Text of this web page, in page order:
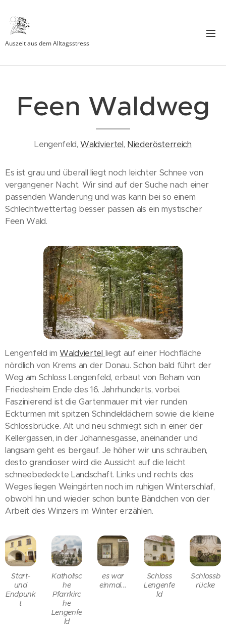
Auszeit aus dem Alltagsstress
Feen Waldweg
Lengenfeld,Waldviertel, Niederösterreich
Es ist grau und überall liegt noch leichter Schnee von
vergangener Nacht. Wir sind auf der Suche nach einer
passenden Wanderung und was kann bei so einem
Schlechtwettertag besser passen als ein mystischer
Feen Wald.
Lengenfeld imWaldviertel liegt auf einer Hochfläche
nördlich von Krems an der Donau. Schon bald führt der
Weg am Schloss Lengenfeld, erbaut von Beham von
Friedesheim Ende des 16. Jahrhunderts, vorbei.
Faszinierend ist die Gartenmauer mit vier runden
Ecktürmen mit spitzen Schindeldächern sowie die kleine
Schlossbrücke. Alt und neu schmiegt sich in einer der
Kellergassen, in der Johannesgasse, aneinander und
langsam geht es bergauf. Je höher wir uns schrauben,
desto grandioser wird die Aussicht auf die leicht
schneebedeckte Landschaft. Links und rechts des
Weges liegen Weingärten noch im ruhigen Winterschlaf,
obwohl hin und wieder schon bunte Bändchen von der
Arbeit des Winzers im Winter erzählen.
Start-
und
Endpunk
t
Katholisc
he
Pfarrkirc
he
Lengenfe
ld
es war
einmal...
Schloss
Lengenfe
ld
Schlossb
rücke